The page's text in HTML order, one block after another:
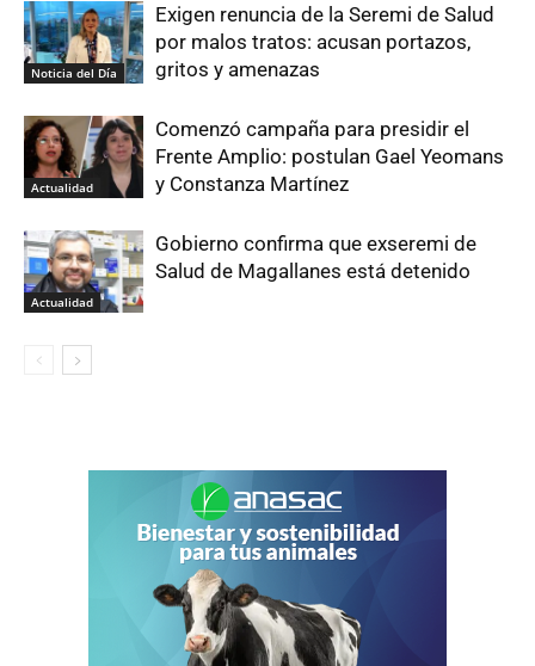
Noticia del Día
Exigen renuncia de la Seremi de Salud
por malos tratos: acusan portazos,
gritos y amenazas
Actualidad
Comenzó campaña para presidir el
Frente Amplio: postulan Gael Yeomans
y Constanza Martínez
Actualidad
Gobierno confirma que exseremi de
Salud de Magallanes está detenido